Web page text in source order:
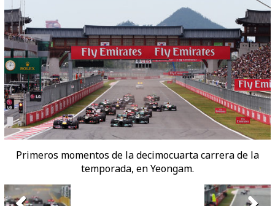
Primeros momentos de la decimocuarta carrera de la
temporada, en Yeongam.